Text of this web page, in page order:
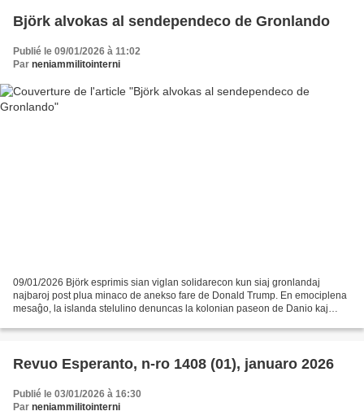
Björk alvokas al sendependeco de Gronlando
Publié le 09/01/2026 à 11:02
Par neniammilitointerni
09/01/2026 Björk esprimis sian viglan solidarecon kun siaj gronlandaj
najbaroj post plua minaco de anekso fare de Donald Trump. En emociplena
mesaĝo, la islanda stelulino denuncas la kolonian paseon de Danio kaj
Revuo Esperanto, n-ro 1408 (01), januaro 2026
Publié le 03/01/2026 à 16:30
Par neniammilitointerni